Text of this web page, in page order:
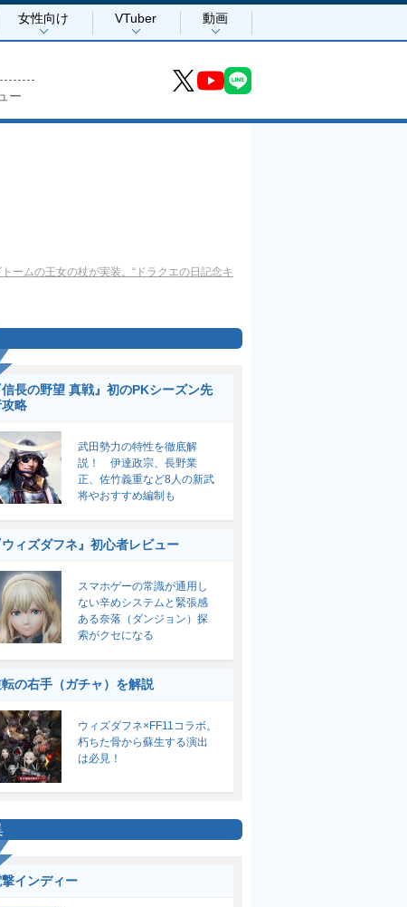
女性向け VTuber 動画
ー
ームの王女の杖が実装。“ドラクエの日記念キ
信長の野望 真戦』初のPKシーズン先
略
武田勢力の特性を徹底解
説！ 伊達政宗、長野業
正、佐竹義重など8人の新武
将やおすすめ編制も
ウィズダフネ』初心者レビュー
スマホゲーの常識が通用し
ない辛めシステムと緊張感
ある奈落（ダンジョン）探
索がクセになる
の右手（ガチャ）を解説
ウィズダフネ×FF11コラボ。
朽ちた骨から蘇生する演出
は必見！
撃インディー